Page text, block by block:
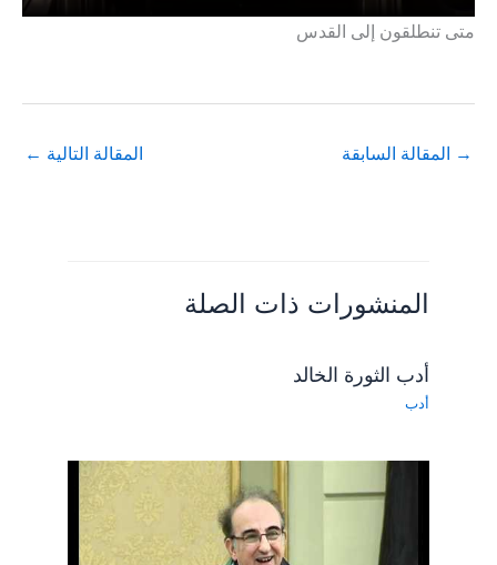
متى تنطلقون إلى القدس
→ المقالة السابقة المقالة التالية ←
المنشورات ذات الصلة
أدب الثورة الخالد
أدب